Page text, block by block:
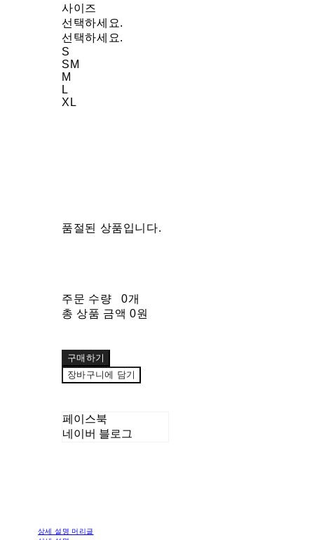
사이즈
선택하세요.
선택하세요.
S
SM
M
L
XL
품절된 상품입니다.
주문 수량
0개
총 상품 금액 0원
구매하기
장바구니에 담기
페이스북
네이버 블로그
상세 설명 머리글